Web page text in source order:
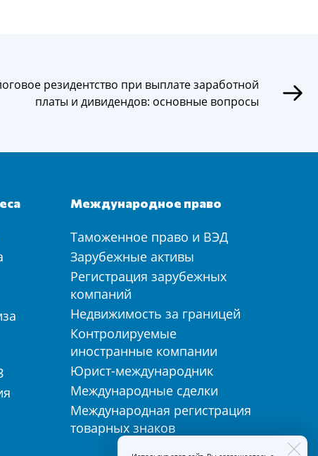
резидентство при выплате заработной
платы и дивидендов: основные вопросы
Международное право
Таможенное право и ВЭД
Зарубежные активы
Регистрация зарубежных
компаний
Недвижимость за границей
Контролируемые
иностранные компании
Юрист-международник
Международные сделки
Международная регистрация
товарных знаков